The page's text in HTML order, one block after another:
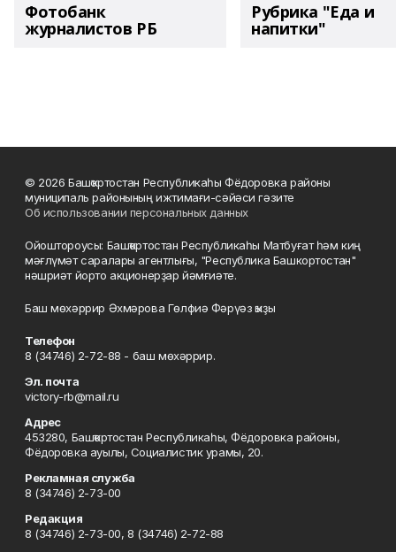
Фотобанк
журналистов РБ
Рубрика "Еда и
напитки"
© 2026 Башҡортостан Республикаһы Фёдоровка районы
муниципаль районының ижтимағи-сәйәси гәзите
Об использовании персональных данных
Ойоштороусы: Башҡортостан Республикаһы Матбуғат һәм киң
мәғлүмәт саралары агентлығы, "Республика Башкортостан"
нәшриәт йорто акционерҙар йәмғиәте.
Баш мөхәррир Әхмәрова Гөлфиә Фәрүәз ҡыҙы
Телефон
8 (34746) 2-72-88 - баш мөхәррир.
Эл. почта
victory-rb@mail.ru
Адрес
453280, Башҡортостан Республикаһы, Фёдоровка районы,
Фёдоровка ауылы, Социалистик урамы, 20.
Рекламная служба
8 (34746) 2-73-00
Редакция
8 (34746) 2-73-00, 8 (34746) 2-72-88